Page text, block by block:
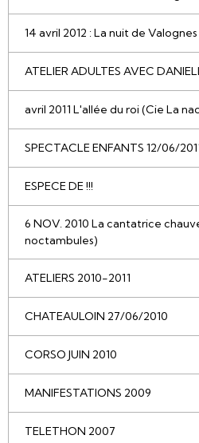
14 avril 2012 : La nuit de
ATELIER ADULTES AVEC
avril 2011 L'allée du roi (Cie La
SPECTACLE ENFANTS 12/06/
ESPECE DE !!!
6 NOV. 2010 La cantatrice
noctambules)
ATELIERS 2010-2011
CHATEAULOIN 27/06/2010
CORSO JUIN 2010
MANIFESTATIONS 2009
TELETHON 2007